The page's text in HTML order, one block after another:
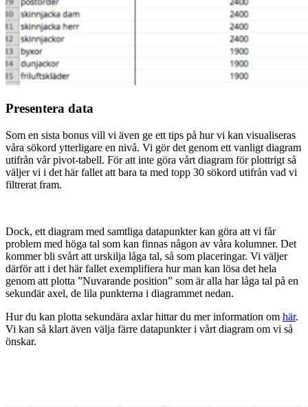
Presentera data
Som en sista bonus vill vi även ge ett tips på hur vi kan visualiseras
våra sökord ytterligare en nivå. Vi gör det genom ett vanligt diagram
utifrån vår pivot-tabell. För att inte göra vårt diagram för plottrigt så
väljer vi i det här fallet att bara ta med topp 30 sökord utifrån vad vi
filtrerat fram.
Dock, ett diagram med samtliga datapunkter kan göra att vi får
problem med höga tal som kan finnas någon av våra kolumner. Det
kommer bli svårt att urskilja låga tal, så som placeringar. Vi väljer
därför att i det här fallet exemplifiera hur man kan lösa det hela
genom att plotta ”Nuvarande position” som är alla har låga tal på en
sekundär axel, de lila punkterna i diagrammet nedan.
Hur du kan plotta sekundära axlar hittar du mer information om här.
Vi kan så klart även välja färre datapunkter i vårt diagram om vi så
önskar.